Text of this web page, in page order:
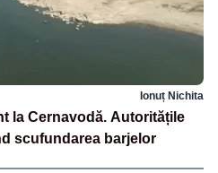
Ionuț Nichita
la Cernavodă. Autoritățile
scufundarea barjelor